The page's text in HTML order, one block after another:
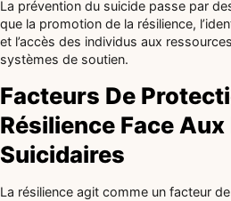
La prévention du suicide passe par
que la promotion de la résilience,
et l’accès des individus aux
systèmes de soutien.
Facteurs De
Résilience Face Aux
Suicidaires
La résilience agit comme un facteur